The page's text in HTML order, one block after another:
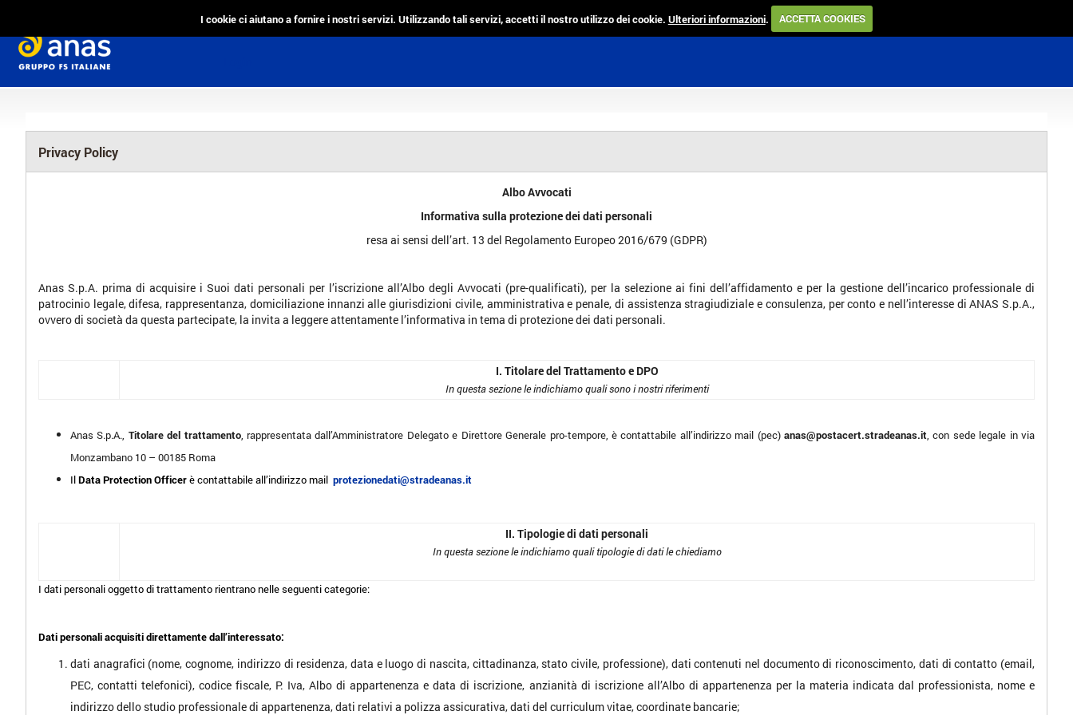
I cookie ci aiutano a fornire i nostri servizi. Utilizzando tali servizi, accetti il nostro utilizzo dei cookie. Ulteriori informazioni. ACCETTA COOKIES
Privacy Policy
Albo Avvocati
Informativa sulla protezione dei dati personali
resa ai sensi dell’art. 13 del Regolamento Europeo 2016/679 (GDPR)
Anas S.p.A. prima di acquisire i Suoi dati personali per l’iscrizione all’Albo degli Avvocati (pre-qualificati), per la selezione ai fini dell’affidamento e per la gestione dell’incarico professionale di
patrocinio legale, difesa, rappresentanza, domiciliazione innanzi alle giurisdizioni civile, amministrativa e penale, di assistenza stragiudiziale e consulenza, per conto e nell’interesse di ANAS S.p.A.,
ovvero di società da questa partecipate, la invita a leggere attentamente l’informativa in tema di protezione dei dati personali.
I. Titolare del Trattamento e DPO
In questa sezione le indichiamo quali sono i nostri riferimenti
Anas S.p.A., Titolare del trattamento, rappresentata dall’Amministratore Delegato e Direttore Generale pro-tempore, è contattabile all’indirizzo mail (pec) anas@postacert.stradeanas.it, con sede legale in via
Monzambano 10 – 00185 Roma
IlData Protection Officerè contattabile all’indirizzo mail protezionedati@stradeanas.it
II. Tipologie di dati personali
In questa sezione le indichiamo quali tipologie di dati le chiediamo
I dati personali oggetto di trattamento rientrano nelle seguenti categorie:
Dati personali acquisiti direttamente dall’interessato:
dati anagrafici (nome, cognome, indirizzo di residenza, data e luogo di nascita, cittadinanza, stato civile, professione), dati contenuti nel documento di riconoscimento, dati di contatto (email,
PEC, contatti telefonici), codice fiscale, P. Iva, Albo di appartenenza e data di iscrizione, anzianità di iscrizione all’Albo di appartenenza per la materia indicata dal professionista, nome e
indirizzo dello studio professionale di appartenenza, dati relativi a polizza assicurativa, dati del curriculum vitae, coordinate bancarie;